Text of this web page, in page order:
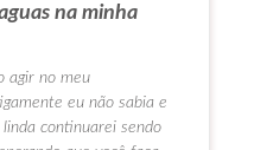
na minha
agir no meu
eu não sabia e
continuarei sendo